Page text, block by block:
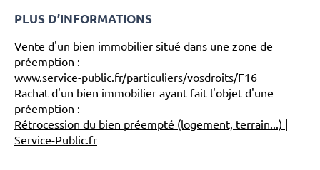
PLUS D’INFORMATIONS
Vente d'un bien immobilier situé dans une zone de
préemption :
www.service-public.fr/particuliers/vosdroits/F16
Rachat d'un bien immobilier ayant fait l'objet d'une
préemption :
Rétrocession du bien préempté (logement, terrain...) |
Service-Public.fr